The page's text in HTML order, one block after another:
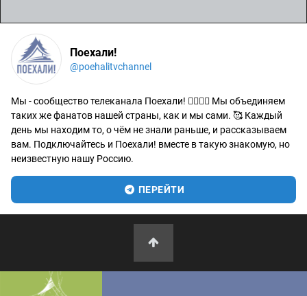
Поехали!
@poehalitvchannel
Мы - сообщество телеканала Поехали! 🙋‍♂️🙋‍♀️ Мы объединяем
таких же фанатов нашей страны, как и мы сами. 🥰 Каждый
день мы находим то, о чём не знали раньше, и рассказываем
вам. Подключайтесь и Поехали! вместе в такую знакомую, но
неизвестную нашу Россию.
ПЕРЕЙТИ